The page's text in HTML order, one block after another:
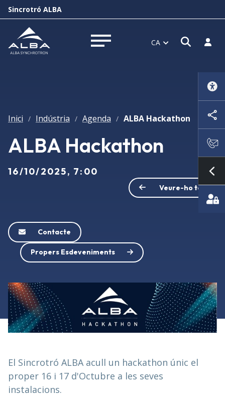
Sincrotró ALBA
Obrir menú CA Obrir
Inici / Indústria / Agenda / ALBA Hackathon
ALBA Hackathon
16/10/2025, 7:00
Veure-ho tot
Contacte
Propers Esdeveniments
El Sincrotró ALBA acull un hackathon únic el
proper 16 i 17 d'Octubre a les seves
instalacions.